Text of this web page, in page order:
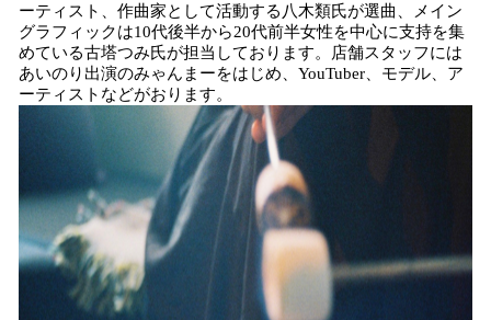
ーティスト、作曲家として活動する八木類氏が選曲、メイン
グラフィックは10代後半から20代前半女性を中心に支持を集
めている古塔つみ氏が担当しております。店舗スタッフには
あいのり出演のみゃんまーをはじめ、YouTuber、モデル、ア
ーティストなどがおります。